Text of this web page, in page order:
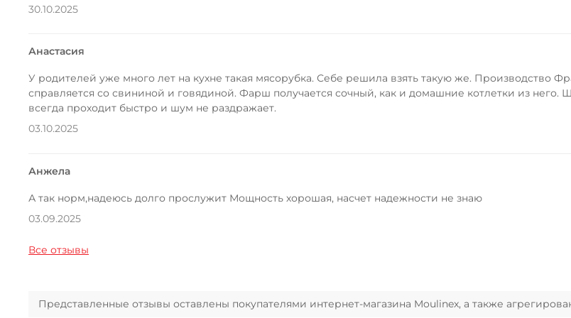
30.10.2025
Анастасия
У родителей уже много лет на кухне такая мясорубка. Себе решила взять такую же. Производство
справляется со свининой и говядиной. Фарш получается сочный, как и домашние котлетки из
всегда проходит быстро и шум не раздражает.
03.10.2025
Анжела
А так норм,надеюсь долго прослужит Мощность хорошая, насчет надежности не знаю
03.09.2025
Все отзывы
Представленные отзывы оставлены покупателями интернет-магазина Moulinex, а также